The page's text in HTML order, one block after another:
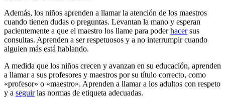
Además, los niños aprenden a llamar la atención de los maestros
cuando tienen dudas o preguntas. Levantan la mano y esperan
pacientemente a que el maestro los llame para poderhacersus
consultas. Aprenden a ser respetuosos y a no interrumpir cuando
alguien más está hablando.
A medida que los niños crecen y avanzan en su educación, aprenden
a llamar a sus profesores y maestros por su título correcto, como
«profesor» o «maestro». Aprenden a llamar a los adultos con respeto
y a seguirlas normas de etiqueta adecuadas.